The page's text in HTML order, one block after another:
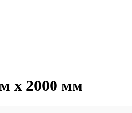
х 2000 мм